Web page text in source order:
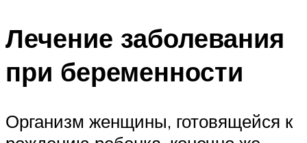
Лечение заболевания
при беременности
Организм женщины, готовящейся к